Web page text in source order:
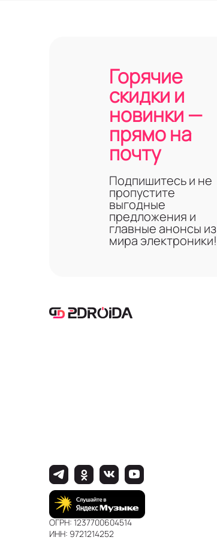
Горячие
скидки и
новинки —
прямо на
почту
Подпишитесь и не
пропустите
выгодные
предложения и
главные анонсы из
мира электроники!
ОГРН: 1237700604514
ИНН: 9721214252